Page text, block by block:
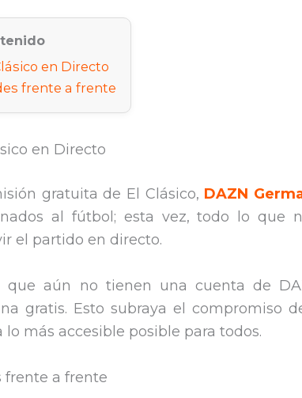
en Directo
frente a frente
en Directo
gratuita de El Clásico, DAZN
al fútbol; esta vez, todo lo que
el partido en directo.
que aún no tienen una cuenta de
gratis. Esto subraya el compromiso
más accesible posible para todos.
frente a frente